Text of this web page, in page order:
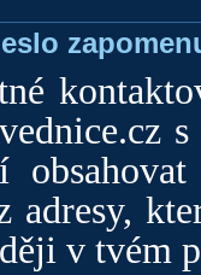
s
adresy,
v tvém